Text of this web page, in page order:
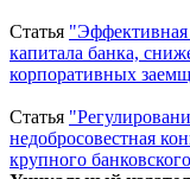
Статья "Эффективная
капитала банка,
корпоративных
Статья
недобросовестная
крупного